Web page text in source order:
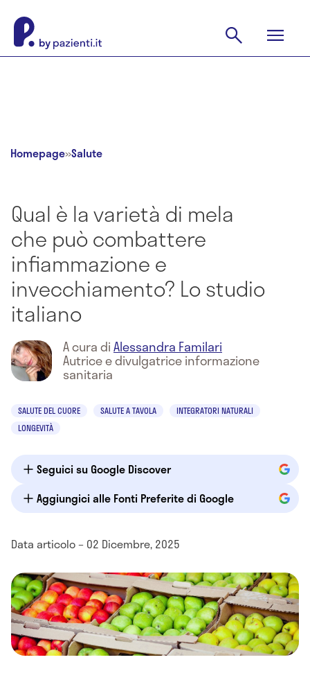
Homepage»Salute
Qual è la varietà di mela
che può combattere
infiammazione e
invecchiamento? Lo studio
italiano
A cura diAlessandra Familari
Autrice e divulgatrice informazione
sanitaria
SALUTE DEL CUORE SALUTE A TAVOLA
INTEGRATORI NATURALI
LONGEVITÀ
Seguici su Google Discover
Aggiungici alle Fonti Preferite di Google
Data articolo – 02 Dicembre, 2025